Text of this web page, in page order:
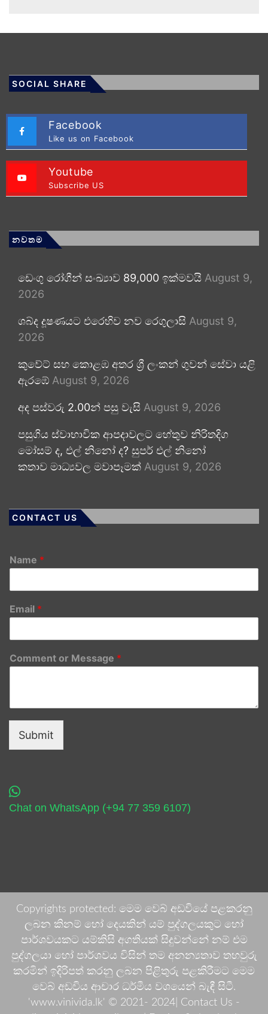
SOCIAL SHARE
Facebook
Like us on Facebook
Youtube
Subscribe US
නවතම
ඩෙංගු රෝගීන් සංඛ්‍යාව 89,000 ඉක්මවයි August 9,
2026
ශබ්ද දූෂණයට එරෙහිව නව රෙගුලාසි August 9,
2026
කුවේට් සහ කොළඹ අතර ශ්‍රී ලංකන් ගුවන් සේවා යළි
ඇරඹේ August 9, 2026
අද පස්වරු 2.00න් පසු වැසි August 9, 2026
පසුගිය ස්වාභාවික ආපදාවලට හේතුව නිරිතදිග
මෝසම් ද, එල් නිනෝ ද? සුපර් එල් නිනෝ
කතාව මාධ්‍යවල මවාපෑමක් August 9, 2026
CONTACT US
Name *
Email *
Comment or Message *
Submit
Chat on WhatsApp (+94 77 359 6107)
Copyrights protected: මෙම වෙබ් අඩවියේ පළකරනු
ලබන කිනම් හෝ දෙයකින් යම් පුද්ගලයකුට හෝ
පාර්ශවයකට යම්කිසි අගතියක් සිදුවන්නේ නම් එම
පුද්ගලයා හෝ පාර්ශවය විසින් තම අනන්‍යතාව තහවුරු
කරමින් ඉදිරිපත් කරනු ලබන පිළිතුරු පළකිරීමට මෙම
වෙබ් අඩවිය ආචාර ධර්මීය වශයෙන් බැඳී සිටී.
'www.vinivida.lk' © 2021- 2024| Contact Us -